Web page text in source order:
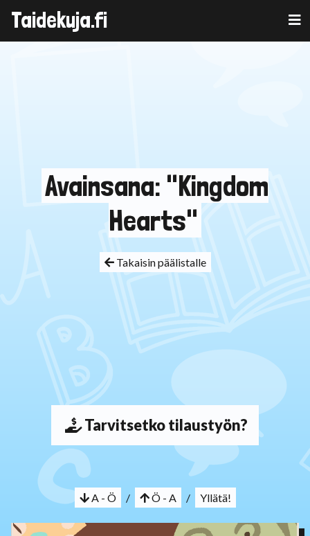
Skip
Taidekuja.fi
Avainsana: "Kingdom
Hearts"
Takaisin päälistalle
Tarvitsetko tilaustyön?
A - Ö / Ö - A / Yllätä!